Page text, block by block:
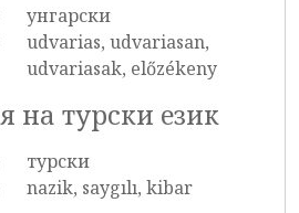
унгарски
udvarias, udvariasan,
udvariasak, előzékeny
на турски език
турски
nazik, saygılı, kibar